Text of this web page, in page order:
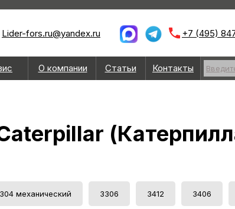
Контакты
О компании Статьи
Lider-fors.ru@yandex.ru +7 (495)
механический 3306 3412 3406